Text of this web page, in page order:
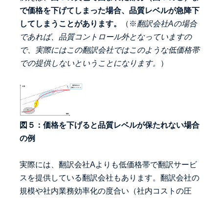
で価格を下げてしまった場合、品質レベルが急降下
してしまうことがあります。
（※翻訳会社Aの場合
であれば、品質コントロール外となっていますの
で、実際にはこの翻訳会社ではこのような低価格帯
での提供しないということになります。
）
図５：価格を下げると品質レベルが保たれない場合
の例
実際には、翻訳会社Aよりも低価格帯で翻訳サービ
スを提供している翻訳会社もあります。翻訳会社の
規模や社内業務効率化の度合い（社内コストの圧